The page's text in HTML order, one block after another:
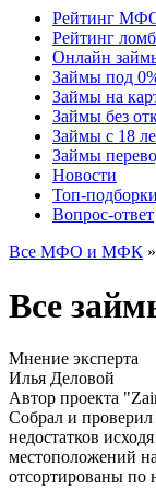
Рейтинг
Рейтинг
Онлайн
Займы под
Займы на
Займы без
Займы с 18
Займы
Новости
Топ-подборки
Вопрос-ответ
Все МФО и МФК »
Все
Мнение эксперта
Илья Деловой
Автор проекта
Собрал и
недостатков
местоположений
отсортированы по